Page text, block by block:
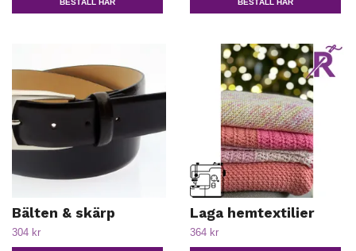
BESTÄLL HÄR BESTÄLL HÄR
Bälten & skärp
304 kr
Laga hemtextilier
364 kr